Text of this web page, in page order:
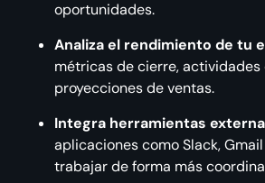
oportunidades.
Analiza el rendimiento de tu
métricas de cierre,
proyecciones de ventas.
Integra herramientas
aplicaciones como Slack,
trabajar de forma más